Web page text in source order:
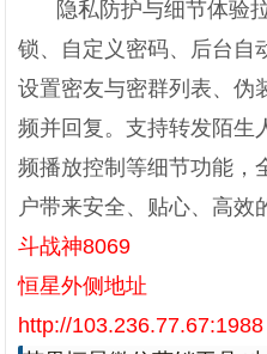
隐私防护与细节体验
锁、自定义密码、后台自
设置密友与密群列表、伪
频并回复。支持转发陌生
频播放控制等细节功能，
户带来安全、贴心、高效
斗战神8069
恒星外侧地址
http://103.236.77.67:1988